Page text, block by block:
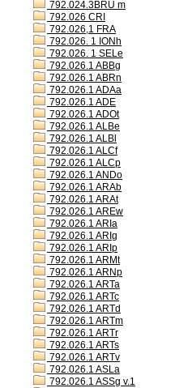
792.024.3BRU m
792.026 CRI
792.026,1 FRA
792.026. 1 IONh
792.026. 1 SELe
792.026.1 ABBg
792.026.1 ABRn
792.026.1 ADAa
792.026.1 ADE
792.026.1 ADOt
792.026.1 ALBe
792.026.1 ALBl
792.026.1 ALCf
792.026.1 ALCp
792.026.1 ANDo
792.026.1 ARAb
792.026.1 ARAt
792.026.1 AREw
792.026.1 ARIa
792.026.1 ARIg
792.026.1 ARIp
792.026.1 ARMt
792.026.1 ARNp
792.026.1 ARTa
792.026.1 ARTc
792.026.1 ARTd
792.026.1 ARTm
792.026.1 ARTr
792.026.1 ARTs
792.026.1 ARTv
792.026.1 ASLa
792.026.1 ASSg v.1